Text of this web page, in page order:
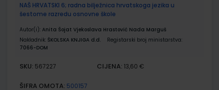
NAŠ HRVATSKI 6; radna bilježnica hrvatskoga jezika u
šestome razredu osnovne škole
Autor(i): Anita Šojat Vjekoslava Hrastović Nada Marguš
Nakladnik: ŠKOLSKA KNJIGA d.d.
Registarski broj ministarstva:
7066-DOM
SKU: 567227 CIJENA: 13,60 €
ŠIFRA OMOTA: 500157